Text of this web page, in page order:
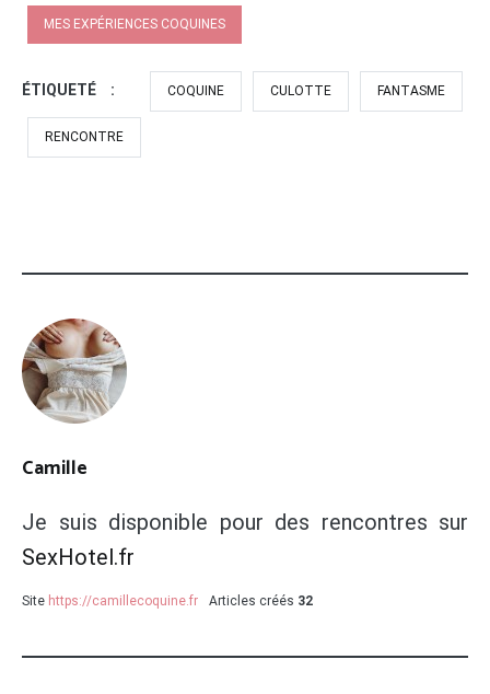
MES EXPÉRIENCES COQUINES
ÉTIQUETÉ : COQUINE CULOTTE FANTASME
RENCONTRE
Camille
Je suis disponible pour des rencontres sur
SexHotel.fr
Site https://camillecoquine.fr Articles créés 32